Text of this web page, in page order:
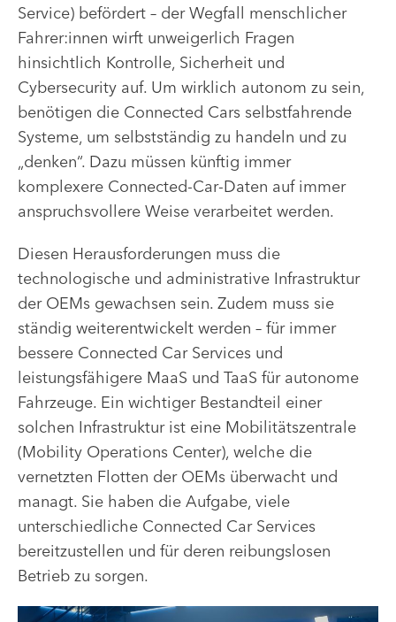
Service) befördert – der Wegfall menschlicher
Fahrer:innen wirft unweigerlich Fragen
hinsichtlich Kontrolle, Sicherheit und
Cybersecurity auf. Um wirklich autonom zu sein,
benötigen die Connected Cars selbstfahrende
Systeme, um selbstständig zu handeln und zu
„denken“. Dazu müssen künftig immer
komplexere Connected-Car-Daten auf immer
anspruchsvollere Weise verarbeitet werden.
Diesen Herausforderungen muss die
technologische und administrative Infrastruktur
der OEMs gewachsen sein. Zudem muss sie
ständig weiterentwickelt werden – für immer
bessere Connected Car Services und
leistungsfähigere MaaS und TaaS für autonome
Fahrzeuge. Ein wichtiger Bestandteil einer
solchen Infrastruktur ist eine Mobilitätszentrale
(Mobility Operations Center), welche die
vernetzten Flotten der OEMs überwacht und
managt. Sie haben die Aufgabe, viele
unterschiedliche Connected Car Services
bereitzustellen und für deren reibungslosen
Betrieb zu sorgen.